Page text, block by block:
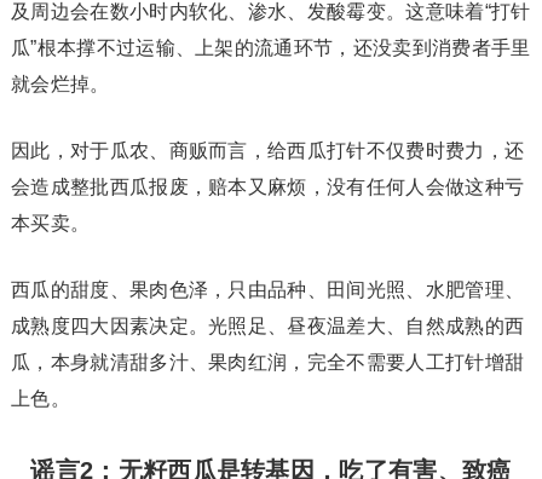
及周边会在数小时内软化、渗水、发酸霉变。这意味着“打针
瓜”根本撑不过运输、上架的流通环节，还没卖到消费者手里
就会烂掉。
因此，对于瓜农、商贩而言，给西瓜打针不仅费时费力，还
会造成整批西瓜报废，赔本又麻烦，没有任何人会做这种亏
本买卖。
西瓜的甜度、果肉色泽，只由品种、田间光照、水肥管理、
成熟度四大因素决定。光照足、昼夜温差大、自然成熟的西
瓜，本身就清甜多汁、果肉红润，完全不需要人工打针增甜
上色。
谣言2：无籽西瓜是转基因，吃了有害、致癌